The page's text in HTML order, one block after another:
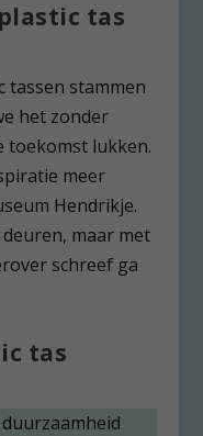
tas
tassen stammen
het zonder
toekomst lukken.
meer
Hendrikje.
maar met
schreef ga
tas